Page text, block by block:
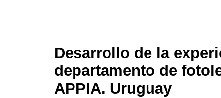
Desarrollo de la
departamento de
APPIA. Uruguay